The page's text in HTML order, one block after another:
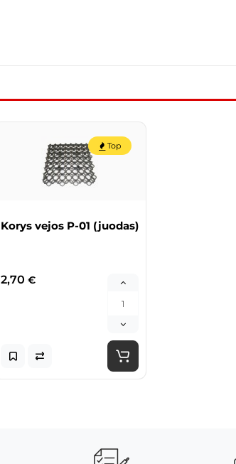
Top
Korys vejos P-01 (juodas)
2,70 €